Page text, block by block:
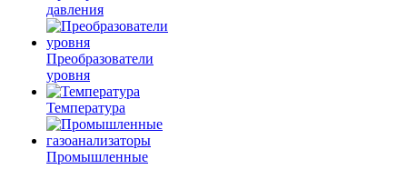
давления
Преобразователи
уровня
Температура
Промышленные